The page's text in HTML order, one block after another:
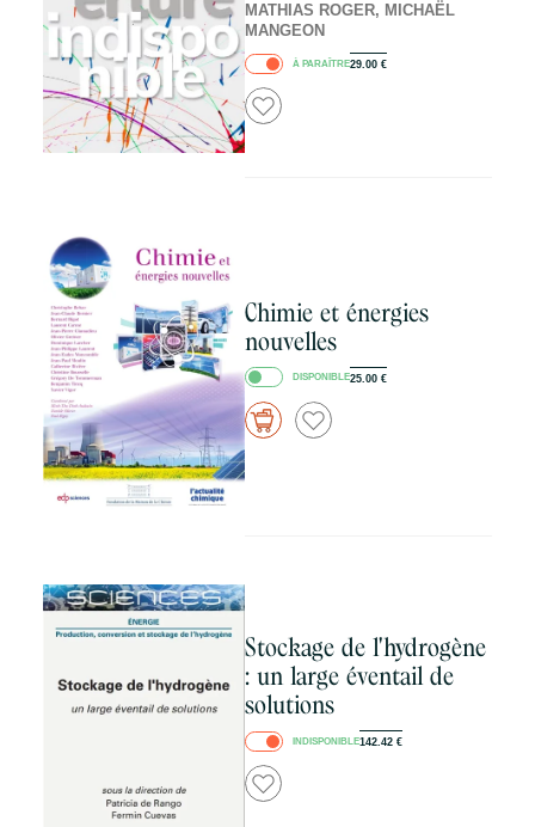
MATHIAS ROGER, MICHAËL
MANGEON
À PARAÎTRE29.00 €
Chimie et énergies
nouvelles
DISPONIBLE25.00 €
Stockage de l'hydrogène
: un large éventail de
solutions
INDISPONIBLE142.42 €